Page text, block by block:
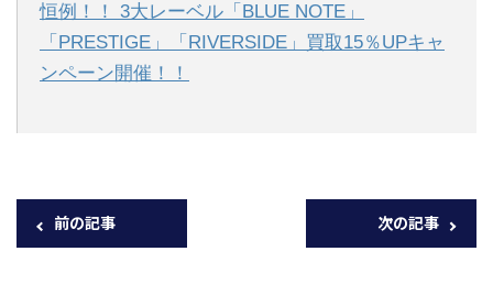
恒例！！ 3大レーベル「BLUE NOTE」
「PRESTIGE」「RIVERSIDE」買取15％UPキャ
ンペーン開催！！
前の記事 次の記事